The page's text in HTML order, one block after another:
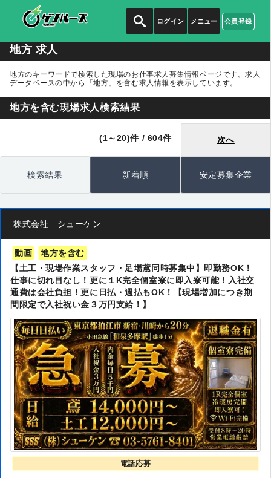
ログイン 会員登録
メニュー
地方 求人
地方のキーワードで検索した現場のお仕事求人募集情報ページです。求人
データベースの中から
「地方」 を含む求人情報を表示しています。
地方を含む現場求人検索結果
(1～20)件 / 604件 次へ
検索結果 新着順 安定募集企業
株式会社 シューケン
動画
地方を含む
【土工・現場作業スタッフ・足場鳶同時募集中】即勤務OK！
仕事に切れ目なし！更に１K完全個室寮に即入寮可能！入社交
通費は会社負担！更に日払・週払もOK！【現場増加につき期
間限定で入社祝い金３万円支給！】
電話応募